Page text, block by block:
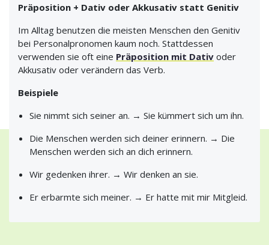
Präposition + Dativ oder Akkusativ statt Genitiv
Im Alltag benutzen die meisten Menschen den Genitiv
bei Personalpronomen kaum noch. Stattdessen
verwenden sie oft eine Präposition mit Dativ oder
Akkusativ oder verändern das Verb.
Beispiele
Sie nimmt sich seiner an. → Sie kümmert sich um ihn.
Die Menschen werden sich deiner erinnern. → Die
Menschen werden sich an dich erinnern.
Wir gedenken ihrer. → Wir denken an sie.
Er erbarmte sich meiner. → Er hatte mit mir Mitgleid.